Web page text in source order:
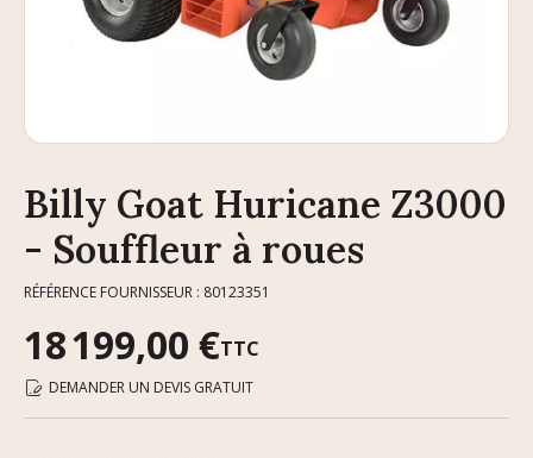
Billy Goat Huricane Z3000
- Souffleur à roues
RÉFÉRENCE FOURNISSEUR : 80123351
18 199,00 €TTC
DEMANDER UN DEVIS GRATUIT